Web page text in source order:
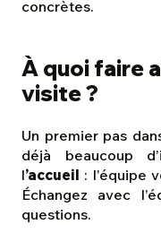
concrètes.
À quoi faire
visite ?
Un premier pas
déjà beaucoup
l’accueil : l’équipe
Échangez avec
questions.